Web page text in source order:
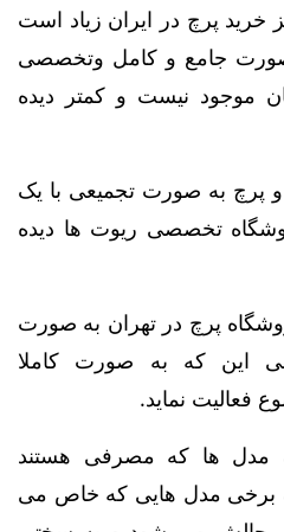
پرچ در ایران زیاد است
جامع و کامل وتخصصی
موجود نیست و کمتر دیده
پرچ به صورت تجمیعی با یک
تخصصی ریوت ها دیده
پرچ در تهران به صورت
این که به صورت کاملا
فعالیت نماید.
مدل ها که مصرفی هستند
برخی مدل هایی که خاص می